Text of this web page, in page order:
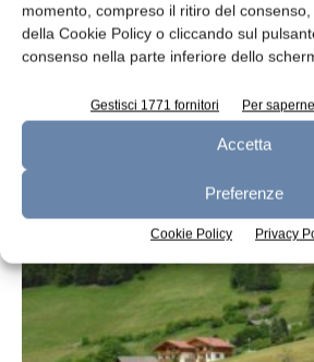
momento, compreso il ritiro del
della Cookie Policy o cliccando sul
consenso nella parte inferiore dello
Gestisci 1771 fornitori Per
Accetta
Preferenze
Cookie Policy Privacy
Convegno sul
foraggeri
14 Settembre 2017